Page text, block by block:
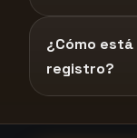
¿Cómo
registro?